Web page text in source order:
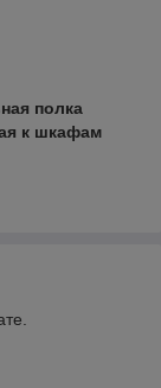
полка
к шкафам